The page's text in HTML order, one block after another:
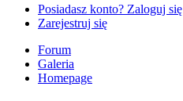
Posiadasz konto? Zaloguj się
Zarejestruj się
Forum
Galeria
Homepage